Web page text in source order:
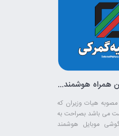
ممنوعیت تلفن همراه هوشمند با نشان تجاری اپل
هیات وزیران که
می باشد بصراحت به
موبایل هوشمند